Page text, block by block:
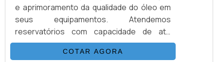
e aprimoramento da qualidade do óleo em
seus equipamentos. Atendemos
reservatórios com capacidade de até
40.000 litros, garantindo eficiência e
confiabilidade em todas as etapas do
COTAR AGORA